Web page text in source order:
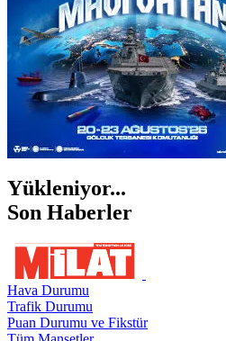
Yükleniyor...
Son Haberler
Hava Durumu
Trafik Durumu
Puan Durumu ve Fikstür